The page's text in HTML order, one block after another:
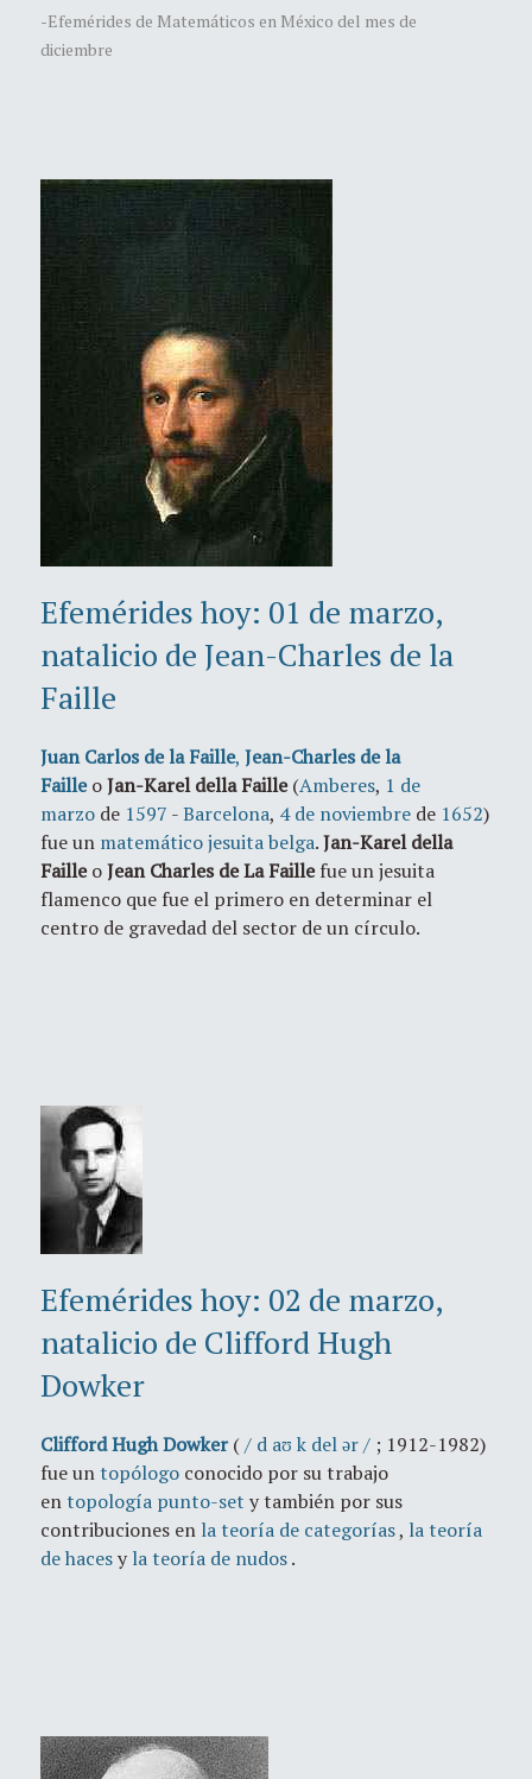
-Efemérides de Matemáticos en México del mes de
diciembre
Efemérides hoy: 01 de marzo,
natalicio de Jean-Charles de la
Faille
Juan Carlos de la Faille, Jean-Charles de la
FailleoJan-Karel della Faille(Amberes, 1 de
marzo de 1597 -Barcelona, 4 de noviembre de 1652)
fue un matemáticojesuitabelga.Jan-Karel della
FailleoJean Charles de La Faillefue un jesuita
flamenco que fue el primero en determinar el
centro de gravedad del sector de un círculo.
Efemérides hoy: 02 de marzo,
natalicio de Clifford Hugh
Dowker
Clifford Hugh Dowker(/ d aʊ k del ər/ ; 1912-1982)
fue untopólogo conocido por su trabajo
entopología punto-set y también por sus
contribuciones en la teoría de categorías, la teoría
de hacesy la teoría de nudos.